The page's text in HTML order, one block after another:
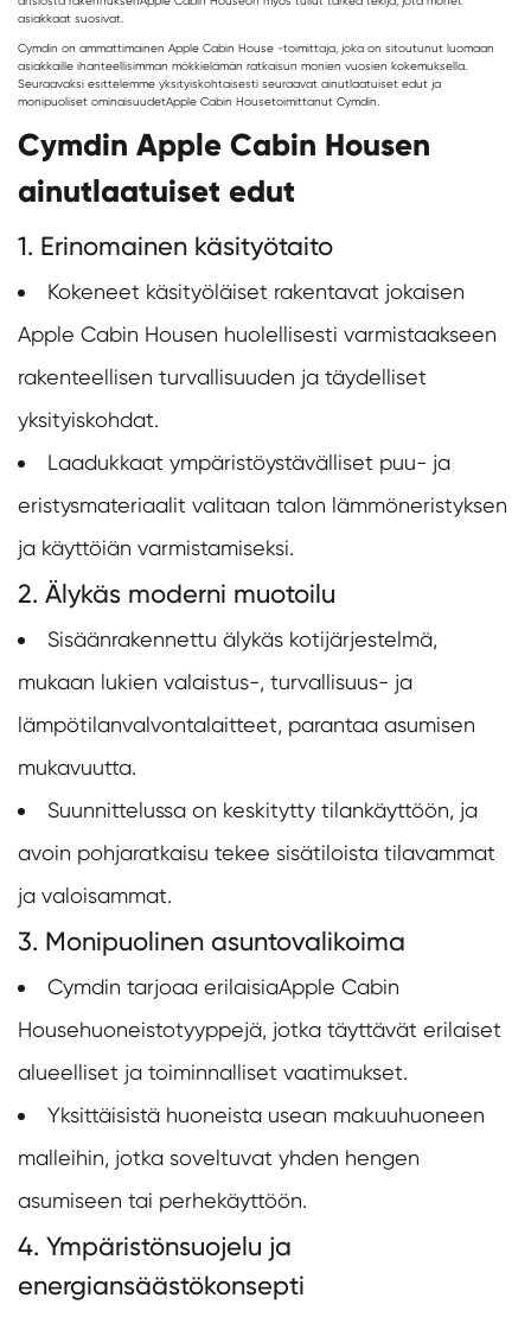
asiakkaat suosivat.
Cymdin on ammattimainen Apple Cabin House -toimittaja, joka on sitoutunut luomaan
asiakkaille ihanteellisimman mökkielämän ratkaisun monien vuosien kokemuksella.
Seuraavaksi esittelemme yksityiskohtaisesti seuraavat ainutlaatuiset edut ja
monipuoliset ominaisuudetApple Cabin Housetoimittanut Cymdin.
Cymdin Apple Cabin Housen
ainutlaatuiset edut
1. Erinomainen käsityötaito
Kokeneet käsityöläiset rakentavat jokaisen
Apple Cabin Housen huolellisesti varmistaakseen
rakenteellisen turvallisuuden ja täydelliset
yksityiskohdat.
Laadukkaat ympäristöystävälliset puu- ja
eristysmateriaalit valitaan talon lämmöneristyksen
ja käyttöiän varmistamiseksi.
2. Älykäs moderni muotoilu
Sisäänrakennettu älykäs kotijärjestelmä,
mukaan lukien valaistus-, turvallisuus- ja
lämpötilanvalvontalaitteet, parantaa asumisen
mukavuutta.
Suunnittelussa on keskitytty tilankäyttöön, ja
avoin pohjaratkaisu tekee sisätiloista tilavammat
ja valoisammat.
3. Monipuolinen asuntovalikoima
Cymdin tarjoaa erilaisiaApple Cabin
Househuoneistotyyppejä, jotka täyttävät erilaiset
alueelliset ja toiminnalliset vaatimukset.
Yksittäisistä huoneista usean makuuhuoneen
malleihin, jotka soveltuvat yhden hengen
asumiseen tai perhekäyttöön.
4. Ympäristönsuojelu ja
energiansäästökonsepti